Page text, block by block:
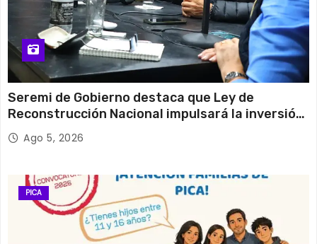
Seremi de Gobierno destaca que Ley de
Reconstrucción Nacional impulsará la inversión
y el empleo en Tarapacá
Ago 5, 2026
PICA